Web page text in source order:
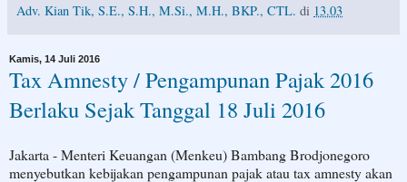
Adv. Kian Tik, S.E., S.H., M.Si., M.H., BKP., CTL. di 13.03
Kamis, 14 Juli 2016
Tax Amnesty / Pengampunan Pajak 2016
Berlaku Sejak Tanggal 18 Juli 2016
Jakarta - Menteri Keuangan (Menkeu) Bambang Brodjonegoro
menyebutkan kebijakan pengampunan pajak atau tax amnesty akan